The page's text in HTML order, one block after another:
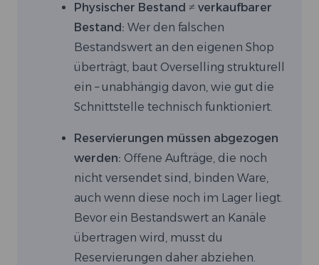
Physischer Bestand ≠ verkaufbarer
Bestand: Wer den falschen
Bestandswert an den eigenen Shop
überträgt, baut Overselling strukturell
ein – unabhängig davon, wie gut die
Schnittstelle technisch funktioniert.
Reservierungen müssen abgezogen
werden: Offene Aufträge, die noch
nicht versendet sind, binden Ware,
auch wenn diese noch im Lager liegt.
Bevor ein Bestandswert an Kanäle
übertragen wird, musst du
Reservierungen daher abziehen.